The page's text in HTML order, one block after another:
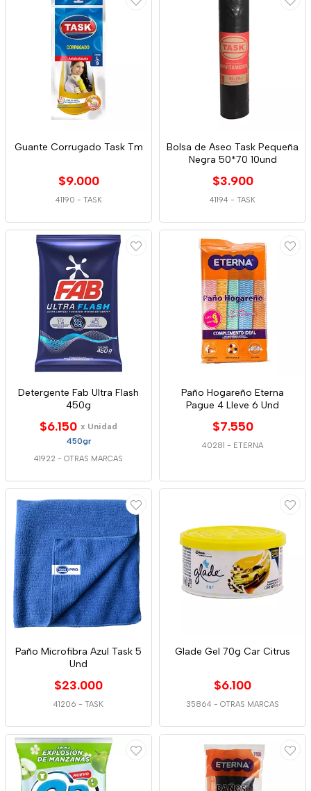
Guante Corrugado Task Tm
$9.000
41190 - TASK
Bolsa de Aseo Task Pequeña
Negra 50*70 10und
$3.900
41194 - TASK
Detergente Fab Ultra Flash
450g
$6.150 x Unidad
450gr
41922 - OTRAS MARCAS
Paño Hogareño Eterna
Pague 4 Lleve 6 Und
$7.550
40281 - ETERNA
Paño Microfibra Azul Task 5
Und
$23.000
41206 - TASK
Glade Gel 70g Car Citrus
$6.100
35864 - OTRAS MARCAS